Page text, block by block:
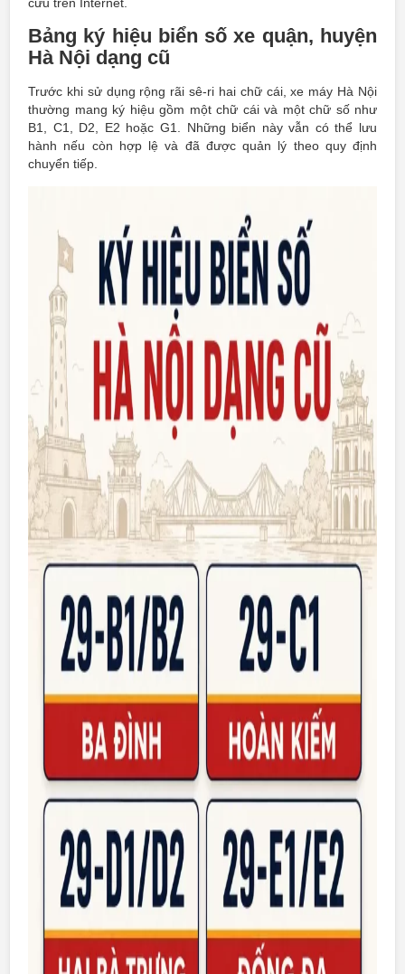
Bảng ký hiệu biển số xe quận, huyện
Hà Nội dạng cũ
Trước khi sử dụng rộng rãi sê-ri hai chữ cái, xe máy Hà Nội
thường mang ký hiệu gồm một chữ cái và một chữ số như
B1, C1, D2, E2 hoặc G1. Những biển này vẫn có thể lưu
hành nếu còn hợp lệ và đã được quản lý theo quy định
chuyển tiếp.